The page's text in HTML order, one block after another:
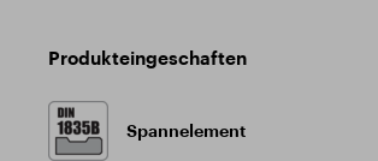
Produkteingeschaften
Spannelement